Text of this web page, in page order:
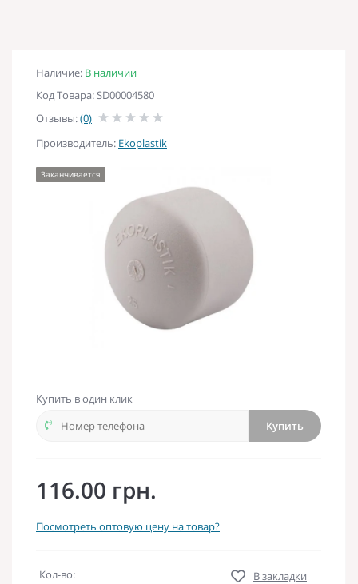
Наличие: В наличии
Код Товара: SD00004580
Отзывы:(0)
Производитель: Ekoplastik
Заканчивается
Купить в один клик
Купить
116.00 грн.
Посмотреть оптовую цену на товар?
Кол-во:
В закладки